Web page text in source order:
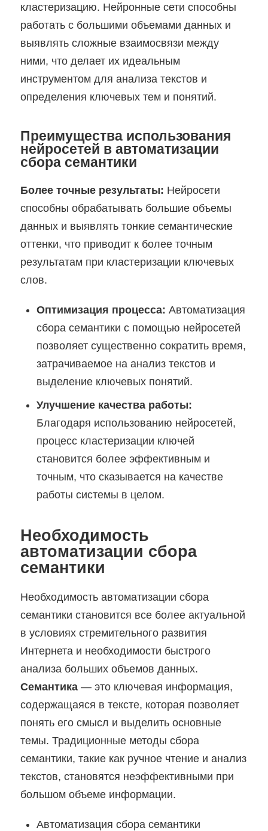
кластеризацию. Нейронные сети способны
работать с большими объемами данных и
выявлять сложные взаимосвязи между
ними, что делает их идеальным
инструментом для анализа текстов и
определения ключевых тем и понятий.
Преимущества использования
нейросетей в автоматизации
сбора семантики
Более точные результаты: Нейросети
способны обрабатывать большие объемы
данных и выявлять тонкие семантические
оттенки, что приводит к более точным
результатам при кластеризации ключевых
слов.
Оптимизация процесса: Автоматизация
сбора семантики с помощью нейросетей
позволяет существенно сократить время,
затрачиваемое на анализ текстов и
выделение ключевых понятий.
Улучшение качества работы:
Благодаря использованию нейросетей,
процесс кластеризации ключей
становится более эффективным и
точным, что сказывается на качестве
работы системы в целом.
Необходимость
автоматизации сбора
семантики
Необходимость автоматизации сбора
семантики становится все более актуальной
в условиях стремительного развития
Интернета и необходимости быстрого
анализа больших объемов данных.
Семантика— это ключевая информация,
содержащаяся в тексте, которая позволяет
понять его смысл и выделить основные
темы. Традиционные методы сбора
семантики, такие как ручное чтение и анализ
текстов, становятся неэффективными при
большом объеме информации.
Автоматизация сбора семантики